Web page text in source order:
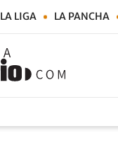
LA LIGA LA PANCHA